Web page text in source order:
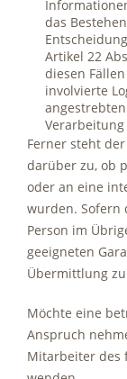
das
Artikel 22
diesen
involvierte
Ferner steht
darüber zu, ob
oder an eine
wurden. Sofern
Person im
geeigneten
Übermittlung
Möchte eine
Anspruch
Mitarbeiter des